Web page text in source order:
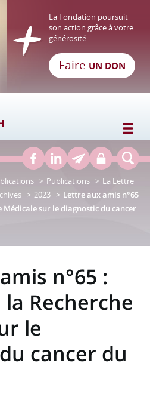
Saint Joseph
La Fondation poursuit
son action grâce à votre
générosité.
Faire UN DON
Publications
La Lettre
2023
Lettre aux amis n°65
Médicale sur le diagnostic du cancer
n°65 :
Recherche
le
cancer du